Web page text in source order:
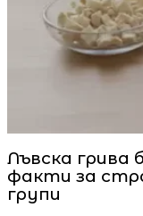
Лъвска грива
факти за
групи